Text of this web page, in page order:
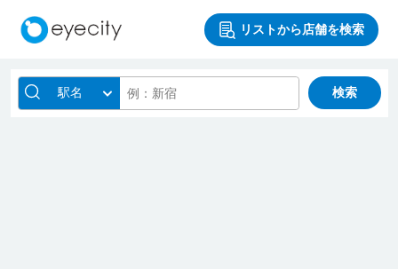
リストから店舗を検索
駅名 検索